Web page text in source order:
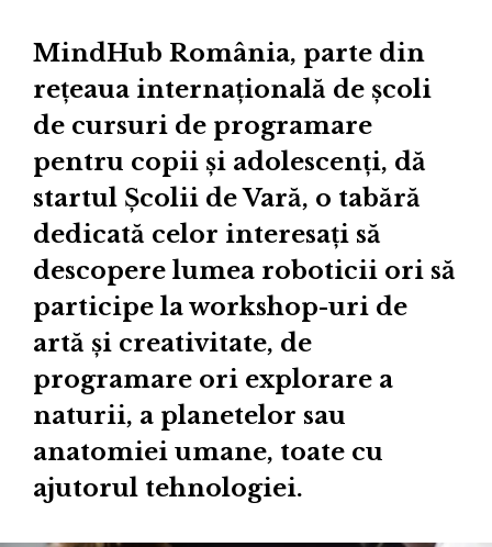
MindHub România, parte din
rețeaua internațională de școli
de cursuri de programare
pentru copii și adolescenți, dă
startul Școlii de Vară, o tabără
dedicată celor interesați să
descopere lumea roboticii ori să
participe la workshop-uri de
artă și creativitate, de
programare ori explorare a
naturii, a planetelor sau
anatomiei umane, toate cu
ajutorul tehnologiei.